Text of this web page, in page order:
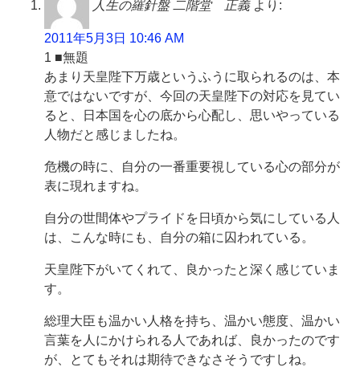
人生の羅針盤 二階堂 正義 より:
2011年5月3日 10:46 AM
1 ■無題
あまり天皇陛下万歳というふうに取られるのは、本
意ではないですが、今回の天皇陛下の対応を見てい
ると、日本国を心の底から心配し、思いやっている
人物だと感じましたね。
危機の時に、自分の一番重要視している心の部分が
表に現れますね。
自分の世間体やプライドを日頃から気にしている人
は、こんな時にも、自分の箱に囚われている。
天皇陛下がいてくれて、良かったと深く感じていま
す。
総理大臣も温かい人格を持ち、温かい態度、温かい
言葉を人にかけられる人であれば、良かったのです
が、とてもそれは期待できなさそうですしね。